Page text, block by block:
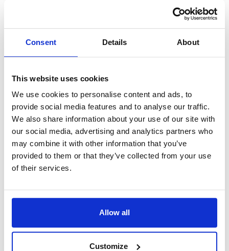
Consent Details About
This website uses cookies
We use cookies to personalise content and ads, to
provide social media features and to analyse our traffic.
We also share information about your use of our site with
our social media, advertising and analytics partners who
may combine it with other information that you’ve
provided to them or that they’ve collected from your use
of their services.
Allow all
Customize
Autriche
ATV 2
Autriche
Position Orbitale: 19.2°E
Position Orbitale:19.2°E
AXN Black Deutschland